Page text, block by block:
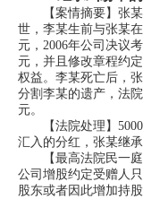
【案情摘要】张某
世，李某生前与张某
元，2006年公司决议
元，并且修改章程约
权益。李某死亡后，
分割李某的遗产，法
元。
【法院处理】5000
汇入的分红，张某继承
【最高法院民一庭
公司增股约定受赠人
股东或者因此增加持